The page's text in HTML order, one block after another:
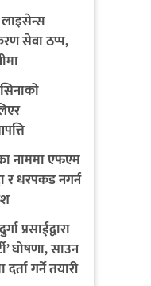
सेवा ठप्प,
नाममा एफएम
र धरपकड नगर्न
प्रसाईंद्वारा
घोषणा, साउन
गर्ने तयारी